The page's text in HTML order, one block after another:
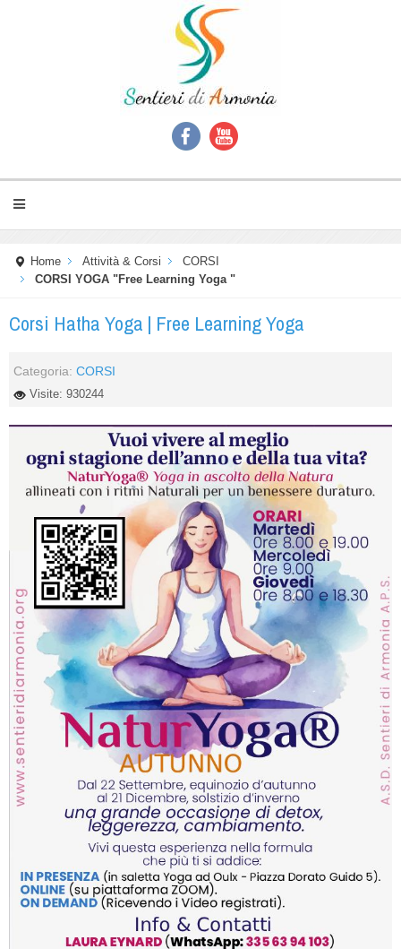
Home Attività & Corsi
CORSI
CORSI YOGA "Free Learning Yoga "
Corsi Hatha Yoga | Free Learning Yoga
Categoria: CORSI
Visite: 930244